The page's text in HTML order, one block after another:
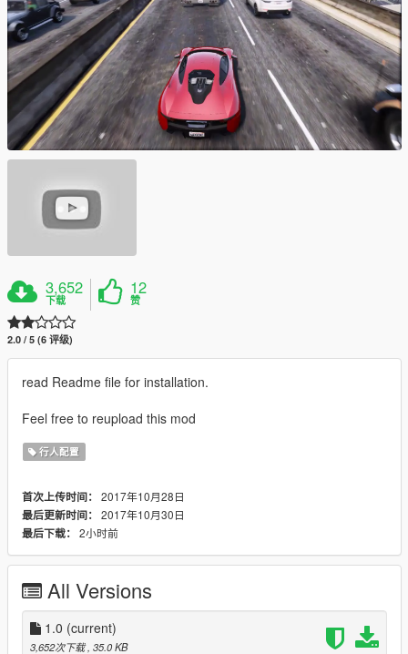
3,652
下载
12
赞
2.0 / 5 (6 评级)
read Readme file for installation.
Feel free to reupload this mod
行人配置
首次上传时间： 2017年10月28日
最后更新时间： 2017年10月30日
最后下载： 2小时前
All Versions
1.0 (current)
3,652次下载 , 35.0 KB